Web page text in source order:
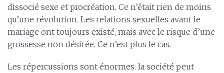
dissocié sexe et procréation. Ce n’était rien de moins
qu’une révolution. Les relations sexuelles avant le
mariage ont toujours existé, mais avec le risque d’une
grossesse non désirée. Ce n’est plus le cas.
Les répercussions sont énormes: la société peut